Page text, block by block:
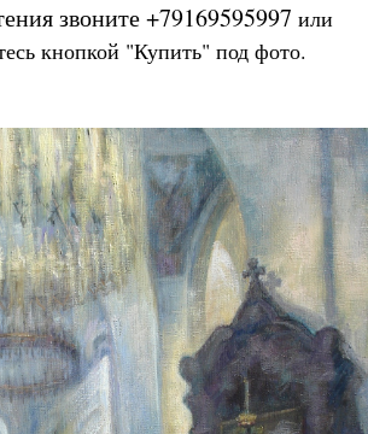
звоните +79169595997 или
кнопкой "Купить" под фото.